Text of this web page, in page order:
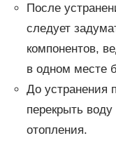
После
следует
компонентов,
в одном месте
До устранения
перекрыть
отопления.